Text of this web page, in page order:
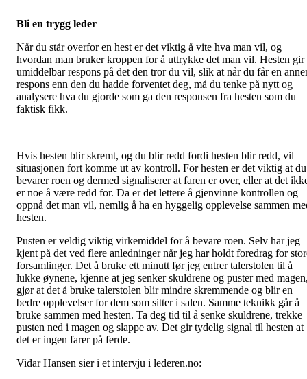
Bli en trygg leder
Når du står overfor en hest er det viktig å vite hva man vil, og
hvordan man bruker kroppen for å uttrykke det man vil. Hesten gir
umiddelbar respons på det den tror du vil, slik at når du får en
respons enn den du hadde forventet deg, må du tenke på nytt og
analysere hva du gjorde som ga den responsen fra hesten som du
faktisk fikk.
Hvis hesten blir skremt, og du blir redd fordi hesten blir redd, vil
situasjonen fort komme ut av kontroll. For hesten er det viktig at du
bevarer roen og dermed signaliserer at faren er over, eller at det
er noe å være redd for. Da er det lettere å gjenvinne kontrollen og
oppnå det man vil, nemlig å ha en hyggelig opplevelse sammen
hesten.
Pusten er veldig viktig virkemiddel for å bevare roen. Selv har jeg
kjent på det ved flere anledninger når jeg har holdt foredrag for
forsamlinger. Det å bruke ett minutt før jeg entrer talerstolen til å
lukke øynene, kjenne at jeg senker skuldrene og puster med
gjør at det å bruke talerstolen blir mindre skremmende og blir en
bedre opplevelser for dem som sitter i salen. Samme teknikk går å
bruke sammen med hesten. Ta deg tid til å senke skuldrene, trekke
pusten ned i magen og slappe av. Det gir tydelig signal til hesten at
det er ingen farer på ferde.
Vidar Hansen sier i et intervju i lederen.no: